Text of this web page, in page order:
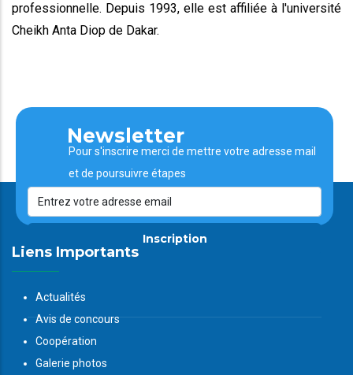
professionnelle. Depuis 1993, elle est affiliée à l'université
Cheikh Anta Diop de Dakar.
Newsletter
Pour s'inscrire merci de mettre votre adresse mail
et de poursuivre étapes
Inscription
Liens Importants
Actualités
Avis de concours
Coopération
Galerie photos